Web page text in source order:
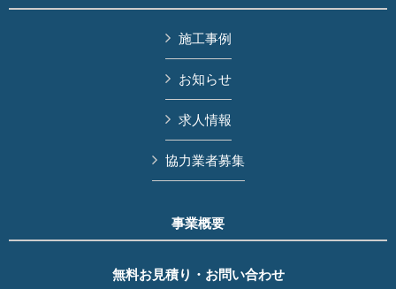
施工事例
お知らせ
求人情報
協力業者募集
事業概要
無料お見積り・お問い合わせ